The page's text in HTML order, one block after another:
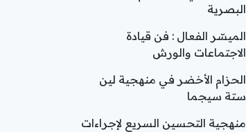
البصرية
الميسّر الفعال : فن قيادة
الاجتماعات والورش
الحزام الأخضر في منهجية لين
ستة سيجما
منهجية التحسين السريع لإجراءات